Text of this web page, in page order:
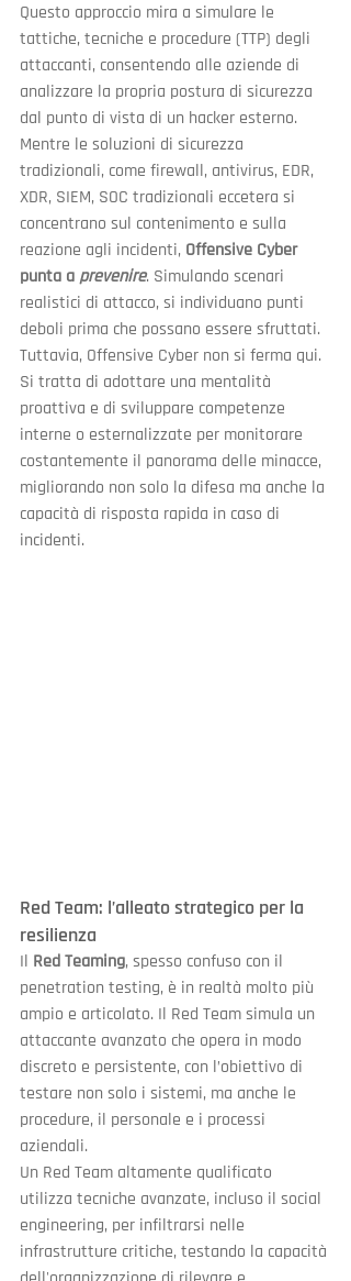
Questo approccio mira a simulare le
tattiche, tecniche e procedure (TTP) degli
attaccanti, consentendo alle aziende di
analizzare la propria postura di sicurezza
dal punto di vista di un hacker esterno.
Mentre le soluzioni di sicurezza
tradizionali, come firewall, antivirus, EDR,
XDR, SIEM, SOC tradizionali eccetera si
concentrano sul contenimento e sulla
reazione agli incidenti, Offensive Cyber
punta a prevenire. Simulando scenari
realistici di attacco, si individuano punti
deboli prima che possano essere sfruttati.
Tuttavia, Offensive Cyber non si ferma qui.
Si tratta di adottare una mentalità
proattiva e di sviluppare competenze
interne o esternalizzate per monitorare
costantemente il panorama delle minacce,
migliorando non solo la difesa ma anche la
capacità di risposta rapida in caso di
incidenti.
Red Team: l’alleato strategico per la
resilienza
Il Red Teaming, spesso confuso con il
penetration testing, è in realtà molto più
ampio e articolato. Il Red Team simula un
attaccante avanzato che opera in modo
discreto e persistente, con l’obiettivo di
testare non solo i sistemi, ma anche le
procedure, il personale e i processi
aziendali.
Un Red Team altamente qualificato
utilizza tecniche avanzate, incluso il social
engineering, per infiltrarsi nelle
infrastrutture critiche, testando la capacità